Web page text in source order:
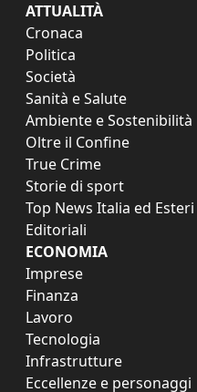
ATTUALITÀ
Cronaca
Politica
Società
Sanità e Salute
Ambiente e Sostenibilità
Oltre il Confine
True Crime
Storie di sport
Top News Italia ed Esteri
Editoriali
ECONOMIA
Imprese
Finanza
Lavoro
Tecnologia
Infrastrutture
Eccellenze e personaggi